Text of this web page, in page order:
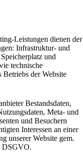
Leistungen dienen der
Infrastruktur- und
und
technische
der Website
Bestandsdaten,
Meta- und
und Besuchern
Interessen an einer
unserer Website gem.
DSGVO.